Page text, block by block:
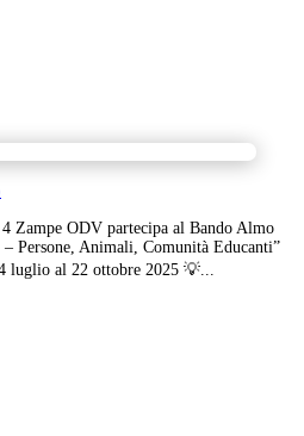
Zampe ODV partecipa al Bando Almo
Persone, Animali, Comunità Educanti”
al 22 ottobre 2025 💡...